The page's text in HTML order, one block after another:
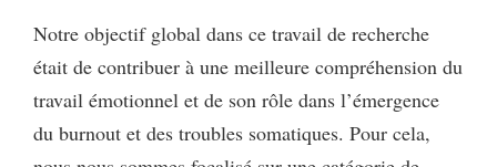
Notre objectif global dans ce travail de recherche
était de contribuer à une meilleure compréhension du
travail émotionnel et de son rôle dans l’émergence
du burnout et des troubles somatiques. Pour cela,